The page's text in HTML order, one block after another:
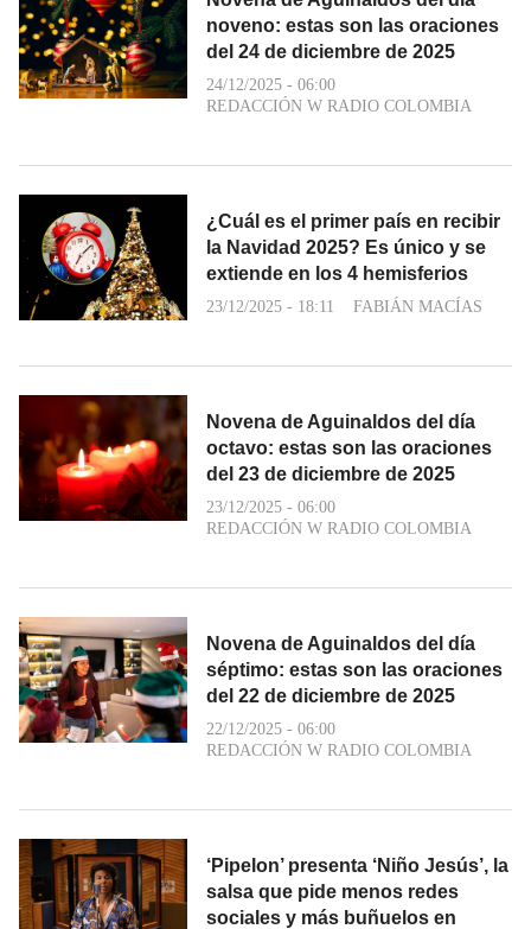
noveno: estas son las oraciones
del 24 de diciembre de 2025
24/12/2025 - 06:00
REDACCIÓN W RADIO COLOMBIA
¿Cuál es el primer país en recibir
la Navidad 2025? Es único y se
extiende en los 4 hemisferios
23/12/2025 - 18:11 FABIÁN MACÍAS
Novena de Aguinaldos del día
octavo: estas son las oraciones
del 23 de diciembre de 2025
23/12/2025 - 06:00
REDACCIÓN W RADIO COLOMBIA
Novena de Aguinaldos del día
séptimo: estas son las oraciones
del 22 de diciembre de 2025
22/12/2025 - 06:00
REDACCIÓN W RADIO COLOMBIA
‘Pipelon’ presenta ‘Niño Jesús’, la
salsa que pide menos redes
sociales y más buñuelos en